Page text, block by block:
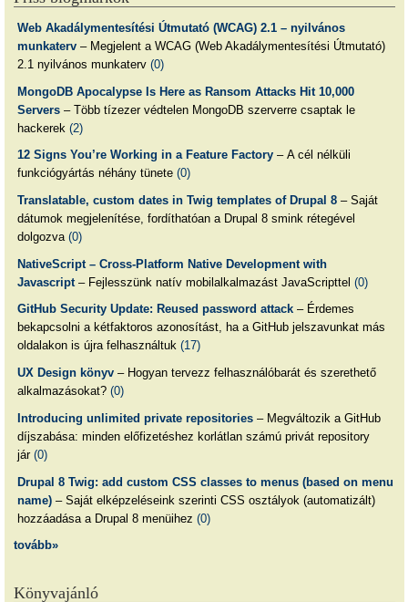
Web Akadálymentesítési Útmutató (WCAG) 2.1 – nyilvános
munkaterv– Megjelent a WCAG (Web Akadálymentesítési Útmutató)
2.1 nyilvános munkaterv (0)
MongoDB Apocalypse Is Here as Ransom Attacks Hit 10,000
Servers– Több tízezer védtelen MongoDB szerverre csaptak le
hackerek (2)
12 Signs You’re Working in a Feature Factory– A cél nélküli
funkciógyártás néhány tünete (0)
Translatable, custom dates in Twig templates of Drupal 8– Saját
dátumok megjelenítése, fordíthatóan a Drupal 8 smink rétegével
dolgozva (0)
NativeScript – Cross-Platform Native Development with
Javascript– Fejlesszünk natív mobilalkalmazást JavaScripttel (0)
GitHub Security Update: Reused password attack– Érdemes
bekapcsolni a kétfaktoros azonosítást, ha a GitHub jelszavunkat más
oldalakon is újra felhasználtuk (17)
UX Design könyv– Hogyan tervezz felhasználóbarát és szerethető
alkalmazásokat? (0)
Introducing unlimited private repositories– Megváltozik a GitHub
díjszabása: minden előfizetéshez korlátlan számú privát repository
jár (0)
Drupal 8 Twig: add custom CSS classes to menus (based on menu
name)– Saját elképzeléseink szerinti CSS osztályok (automatizált)
hozzáadása a Drupal 8 menüihez (0)
tovább»
Könyvajánló